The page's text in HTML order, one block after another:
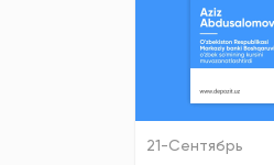
21-Сентябрь